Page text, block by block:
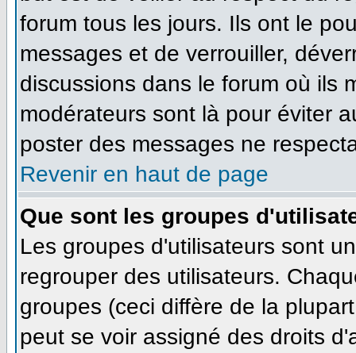
forum tous les jours. Ils ont le
messages et de verrouiller,
discussions dans le forum où ils
modérateurs sont là pour éviter
poster des messages ne
Revenir en haut de page
Que sont les groupes
Les groupes d'utilisateurs sont
regrouper des utilisateurs.
groupes (ceci diffère de la
peut se voir assigné des droits